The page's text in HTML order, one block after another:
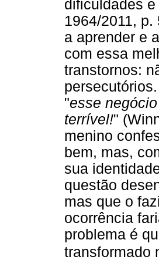
dificuldades
1964/2011,
a aprender e
com essa
transtornos:
"esse
terrível!"
menino
bem, mas,
sua
questão
mas que o
ocorrência
problema é
transformado